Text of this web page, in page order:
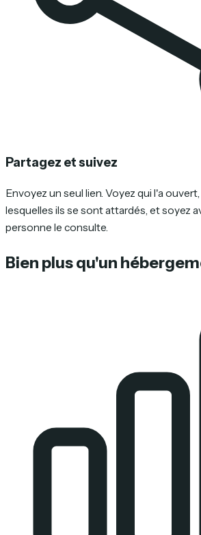
Partagez et suivez
Envoyez un seul lien. Voyez qui l'a
lesquelles ils se sont attardés, et soyez
personne le consulte.
Bien plus qu'un